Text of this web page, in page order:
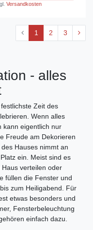
Versandkosten
1 2 3
- alles
Zeit des
Wenn alles
kann eigentlich nur
Freude am Dekorieren
Hauses nimmt an
ein. Meist sind es
verteilen oder
füllen die Fenster und
zum Heiligabend. Für
etwas besonders und
Fensterbeleuchtung
einfach dazu.